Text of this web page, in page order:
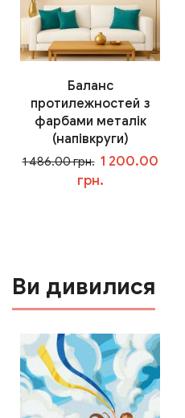
Баланс
протилежностей з
фарбами металік
(напівкруги)
1 486.00 грн. 1 200.00
грн.
Ви дивилися